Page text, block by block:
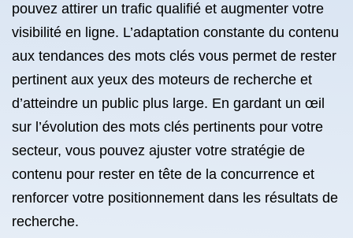
pouvez attirer un trafic qualifié et augmenter votre
visibilité en ligne. L’adaptation constante du contenu
aux tendances des mots clés vous permet de rester
pertinent aux yeux des moteurs de recherche et
d’atteindre un public plus large. En gardant un œil
sur l’évolution des mots clés pertinents pour votre
secteur, vous pouvez ajuster votre stratégie de
contenu pour rester en tête de la concurrence et
renforcer votre positionnement dans les résultats de
recherche.